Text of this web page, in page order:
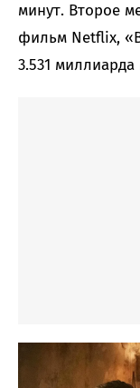
минут. Второе
фильм Netflix,
3.531 миллиарда